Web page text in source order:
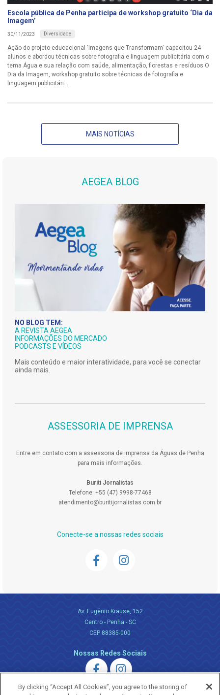
Escola pública de Penha participa de workshop gratuito ‘Dia da
Imagem’
30/11/2023 Diversidade
Ação do projeto educacional ‘Imagens que Transformam’ capacitou 24
alunos e abordou técnicas sobre fotografia e linguagem publicitária com o
tema Água e sua relação com saúde, alimentação, florestas e resíduos O
Dia da Imagem, workshop gratuito sobre técnicas de fotografia e
linguagem publicitári...
MAIS NOTÍCIAS
AEGEA BLOG
NO BLOG TEM:
A REVISTA AEGEA
INFORMAÇÕES DO MERCADO
PODCASTS E VÍDEOS
Mais conteúdo e maior interatividade, para você se conectar
ainda mais.
ASSESSORIA DE IMPRENSA
Entre em contato com a assessoria de imprensa da Águas de Penha
para mais informações.
Buriti Jornalistas
Telefone: +55 (47) 9998-77468
atendimento@buritijornalistas.com.br
Conecte-se a nossas redes sociais
Av. Eugênio Krause, 152
Centro - Penha - SC
CEP 88385-000
Nossas Redes Sociais
By clicking “Accept All Cookies”, you agree to the storing of